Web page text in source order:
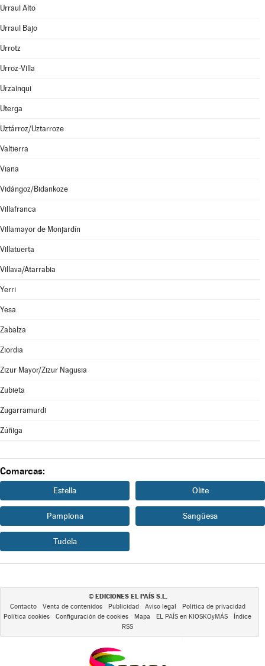
Urraul Alto
Urraul Bajo
Urrotz
Urroz-Villa
Urzainqui
Uterga
Uztárroz/Uztarroze
Valtierra
Viana
Vidángoz/Bidankoze
Villafranca
Villamayor de Monjardín
Villatuerta
Villava/Atarrabia
Yerri
Yesa
Zabalza
Ziordia
Zizur Mayor/Zizur Nagusia
Zubieta
Zugarramurdi
Zúñiga
Comarcas:
Estella Olite
Pamplona Sangüesa
Tudela
© EDICIONES EL PAÍS S.L.
Contacto Venta de contenidos Publicidad Aviso legal
Política de privacidad
Política cookies
Configuración de cookies Mapa EL PAÍS en KIOSKOyMÁS
Índice
RSS